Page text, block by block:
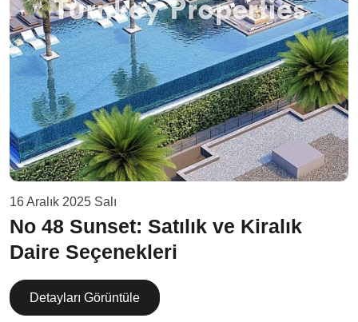
16 Aralık 2025 Salı
No 48 Sunset: Satılık ve Kiralık
Daire Seçenekleri
Detayları Görüntüle